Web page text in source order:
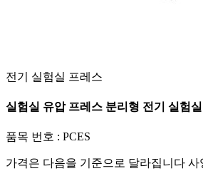
전기 실험실 프레스
실험실 유압 프레스 분리형 전기 실험
품목 번호 : PCES
가격은 다음을 기준으로 달라집니다 사